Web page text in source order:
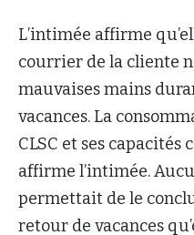
L’intimée affirme
courrier de la cliente
mauvaises mains
vacances. La
CLSC et ses
affirme l’intimée.
permettait de le
retour de vacances